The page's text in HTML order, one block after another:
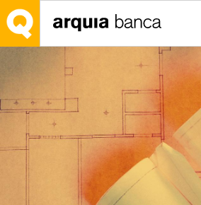
Saltar al contenido principal